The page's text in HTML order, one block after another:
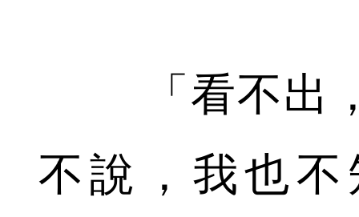
「看不出，
不說，我也